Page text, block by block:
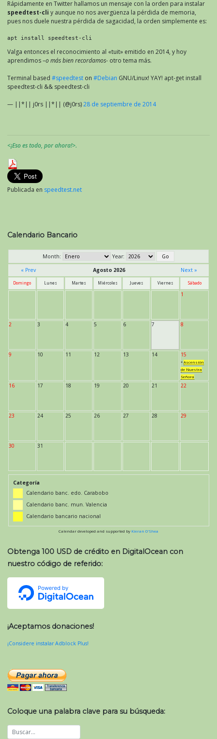
Rápidamente en Twitter hallamos un mensaje con la orden para instalar
speedtest-cli y aunque no nos avergüenza la pérdida de memoria,
pues nos duele nuestra pérdida de sagacidad, la orden simplemente es:
apt install speedtest-cli
Valga entonces el reconocimiento al «tuit» emitido en 2014, y hoy
aprendimos –o más bien recordamos- otro tema más.
Terminal based #speedtest on #Debian GNU/Linux! YAY! apt-get install
speedtest-cli && speedtest-cli
— ||*|| j0rs ||*|| (@j0rs)28 de septiembre de 2014
<¡Eso es todo, por ahora!>.
Publicada en speedtest.net
Calendario Bancario
Month:
Year:
« Prev
Agosto 2026 Next »
Domingo Lunes Martes Miércoles Jueves Viernes Sábado
1
2 3 4 5 6 7 8
9 10 11 12 13 14 15
* Ascensión
de Nuestra
Señora
16 17 18 19 20 21 22
23 24 25 26 27 28 29
30 31
Categoría
Calendario banc. edo. Carabobo
Calendario banc. mun. Valencia
Calendario bancario nacional
Calendar developed and supported by Kieran O'Shea
Obtenga 100 USD de crédito en DigitalOcean con
nuestro código de referido:
¡Aceptamos donaciones!
¡Considere instalar Adblock Plus!
Coloque una palabra clave para su búsqueda: